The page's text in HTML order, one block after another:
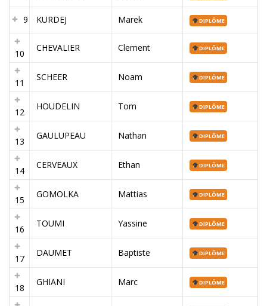
9 KURDEJ Marek DIPLÔME
10
CHEVALIER Clement DIPLÔME
11
SCHEER Noam DIPLÔME
12
HOUDELIN Tom DIPLÔME
13
GAULUPEAU Nathan DIPLÔME
14
CERVEAUX Ethan DIPLÔME
15
GOMOLKA Mattias DIPLÔME
16
TOUMI Yassine DIPLÔME
17
DAUMET Baptiste DIPLÔME
18
GHIANI Marc DIPLÔME